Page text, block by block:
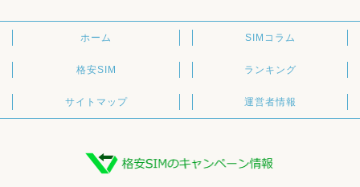
ホーム SIMコラム
格安SIM ランキング
サイトマップ 運営者情報